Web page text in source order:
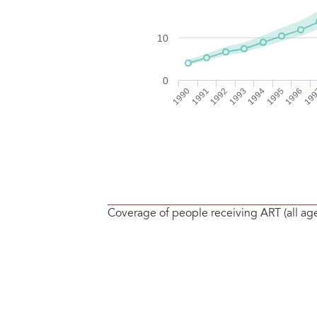
Coverage of people receiving ART (all